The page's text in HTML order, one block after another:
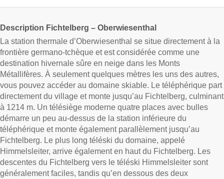
Description Fichtelberg – Oberwiesenthal
La station thermale d’Oberwiesenthal se situe directement à la
frontière germano-tchèque et est considérée comme une
destination hivernale sûre en neige dans les Monts
Métallifères. À seulement quelques mètres les uns des autres,
vous pouvez accéder au domaine skiable. Le téléphérique part
directement du village et monte jusqu’au Fichtelberg, culminant
à 1214 m. Un télésiège moderne quatre places avec bulles
démarre un peu au-dessus de la station inférieure du
téléphérique et monte également parallèlement jusqu’au
Fichtelberg. Le plus long téléski du domaine, appelé
Himmelsleiter, arrive également en haut du Fichtelberg. Les
descentes du Fichtelberg vers le téléski Himmelsleiter sont
généralement faciles, tandis qu’en dessous des deux